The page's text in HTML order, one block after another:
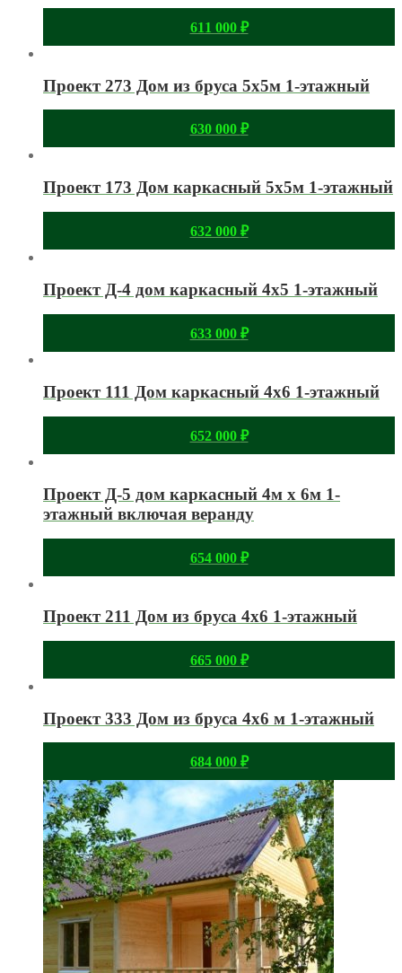
611 000 ₽
Проект 273 Дом из бруса 5х5м 1-этажный
630 000 ₽
Проект 173 Дом каркасный 5х5м 1-этажный
632 000 ₽
Проект Д-4 дом каркасный 4х5 1-этажный
633 000 ₽
Проект 111 Дом каркасный 4х6 1-этажный
652 000 ₽
Проект Д-5 дом каркасный 4м х 6м 1-
этажный включая веранду
654 000 ₽
Проект 211 Дом из бруса 4х6 1-этажный
665 000 ₽
Проект 333 Дом из бруса 4х6 м 1-этажный
684 000 ₽